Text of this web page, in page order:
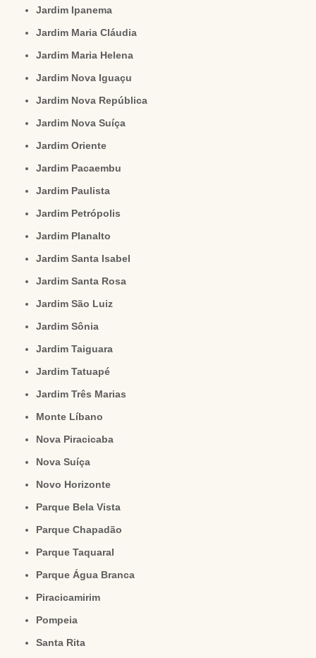
Jardim Ipanema
Jardim Maria Cláudia
Jardim Maria Helena
Jardim Nova Iguaçu
Jardim Nova República
Jardim Nova Suíça
Jardim Oriente
Jardim Pacaembu
Jardim Paulista
Jardim Petrópolis
Jardim Planalto
Jardim Santa Isabel
Jardim Santa Rosa
Jardim São Luiz
Jardim Sônia
Jardim Taiguara
Jardim Tatuapé
Jardim Três Marias
Monte Líbano
Nova Piracicaba
Nova Suíça
Novo Horizonte
Parque Bela Vista
Parque Chapadão
Parque Taquaral
Parque Água Branca
Piracicamirim
Pompeia
Santa Rita